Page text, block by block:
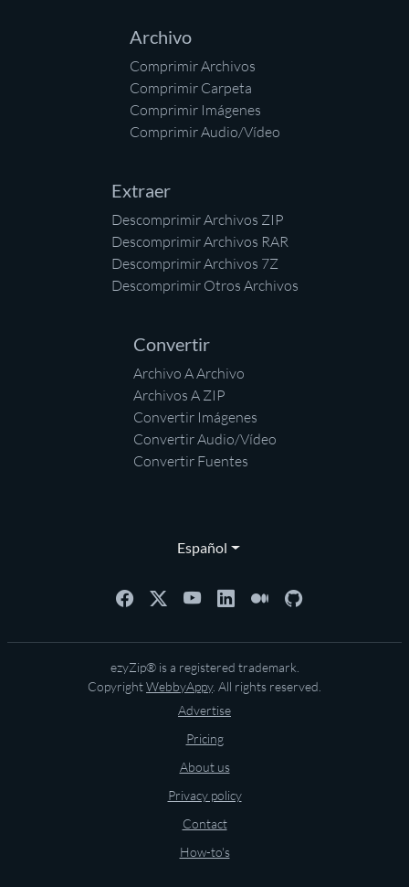
Archivo
Comprimir Archivos
Comprimir Carpeta
Comprimir Imágenes
Comprimir Audio/Vídeo
Extraer
Descomprimir Archivos ZIP
Descomprimir Archivos RAR
Descomprimir Archivos 7Z
Descomprimir Otros Archivos
Convertir
Archivo A Archivo
Archivos A ZIP
Convertir Imágenes
Convertir Audio/Vídeo
Convertir Fuentes
Español
ezyZip® is a registered trademark.
CopyrightWebbyAppy. All rights reserved.
Advertise
Pricing
About us
Privacy policy
Contact
How-to's